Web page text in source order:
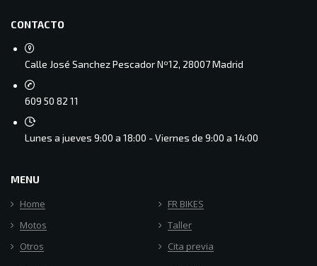
CONTACTO
Calle José Sanchez Pescador Nº12, 28007 Madrid
609 50 82 11
Lunes a jueves 9:00 a 18:00 - Viernes de 9:00 a 14:00
MENU
Home
FR BIKES
Motos
Taller
Otros
Cita previa